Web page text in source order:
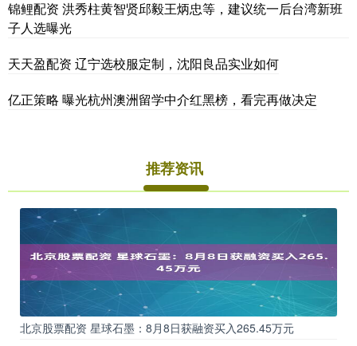
锦鲤配资 洪秀柱黄智贤邱毅王炳忠等，建议统一后台湾新班
子人选曝光
天天盈配资 辽宁选校服定制，沈阳良品实业如何
亿正策略 曝光杭州澳洲留学中介红黑榜，看完再做决定
推荐资讯
北京股票配资 星球石墨：8月8日获融资买入265.45万元